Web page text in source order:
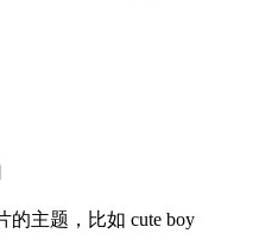
主题，比如 cute boy